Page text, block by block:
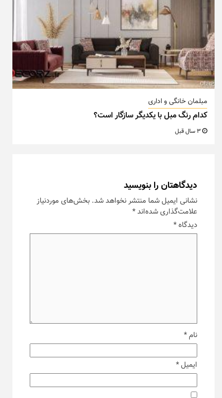
مبلمان خانگی و اداری
کدام رنگ مبل با یکدیگر سازگار است؟
دیدگاهتان را بنویسید
نشانی ایمیل شما منتشر نخواهد شد. بخش‌های موردنیاز
علامت‌گذاری شده‌اند*
دیدگاه*
نام*
ایمیل*